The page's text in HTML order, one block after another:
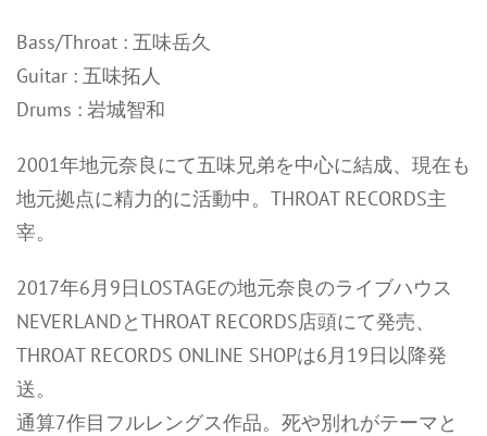
Bass/Throat : 五味岳久
Guitar : 五味拓人
Drums : 岩城智和
2001年地元奈良にて五味兄弟を中心に結成、現在も
地元拠点に精力的に活動中。THROAT RECORDS主
宰。
2017年6月9日LOSTAGEの地元奈良のライブハウス
NEVERLANDとTHROAT RECORDS店頭にて発売、
THROAT RECORDS ONLINE SHOPは6月19日以降発
送。
通算7作目フルレングス作品。死や別れがテーマと